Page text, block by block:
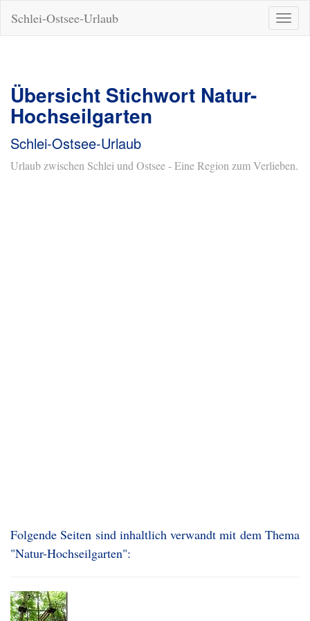
ein-/
Schlei-Ostsee-Urlaub
Übersicht Stichwort Natur-
Hochseilgarten
Schlei-Ostsee-Urlaub
Urlaub zwischen Schlei und Ostsee - Eine Region zum Verlieben.
Folgende Seiten sind inhaltlich verwandt mit dem Thema
"Natur-Hochseilgarten":